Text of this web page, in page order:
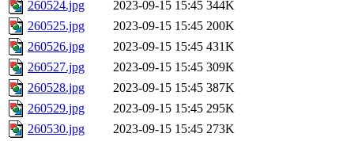
260524.jpg
2023-09-15 15:45 344K
260525.jpg
2023-09-15 15:45 200K
260526.jpg
2023-09-15 15:45 431K
260527.jpg
2023-09-15 15:45 309K
260528.jpg
2023-09-15 15:45 387K
260529.jpg
2023-09-15 15:45 295K
260530.jpg
2023-09-15 15:45 273K